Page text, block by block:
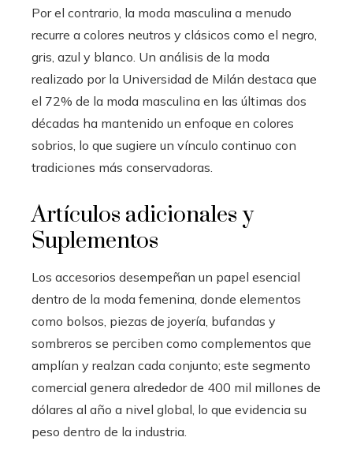
Por el contrario, la moda masculina a menudo
recurre a colores neutros y clásicos como el negro,
gris, azul y blanco. Un análisis de la moda
realizado por la Universidad de Milán destaca que
el 72% de la moda masculina en las últimas dos
décadas ha mantenido un enfoque en colores
sobrios, lo que sugiere un vínculo continuo con
tradiciones más conservadoras.
Artículos adicionales y
Suplementos
Los accesorios desempeñan un papel esencial
dentro de la moda femenina, donde elementos
como bolsos, piezas de joyería, bufandas y
sombreros se perciben como complementos que
amplían y realzan cada conjunto; este segmento
comercial genera alrededor de 400 mil millones de
dólares al año a nivel global, lo que evidencia su
peso dentro de la industria.